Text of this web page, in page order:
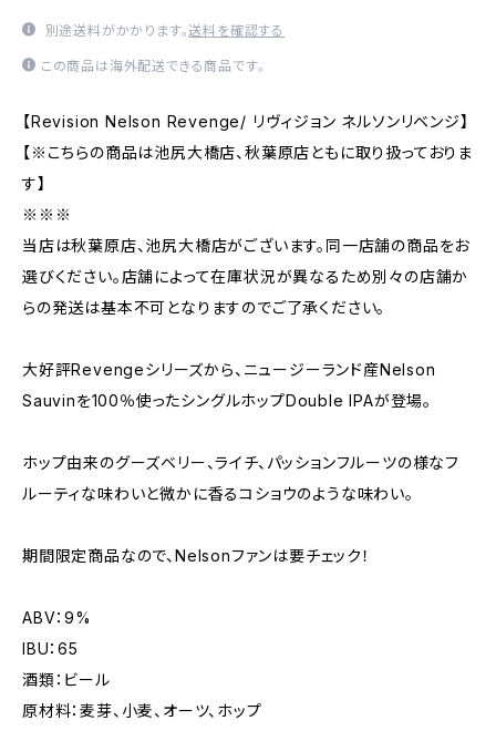
別途送料がかかります。送料を確認する
この商品は海外配送できる商品です。
【Revision Nelson Revenge/ リヴィジョン ネルソンリベンジ】
【※こちらの商品は池尻大橋店、秋葉原店ともに取り扱っておりま
す】
※※※
当店は秋葉原店、池尻大橋店がございます。同一店舗の商品をお
選びください。店舗によって在庫状況が異なるため別々の店舗か
らの発送は基本不可となりますのでご了承ください。
大好評Revengeシリーズから、ニュージーランド産Nelson
Sauvinを100％使ったシングルホップDouble IPAが登場。
ホップ由来のグーズベリー、ライチ、パッションフルーツの様なフ
ルーティな味わいと微かに香るコショウのような味わい。
期間限定商品なので、Nelsonファンは要チェック！
ABV：9%
IBU：65
酒類：ビール
原材料：麦芽、小麦、オーツ、ホップ